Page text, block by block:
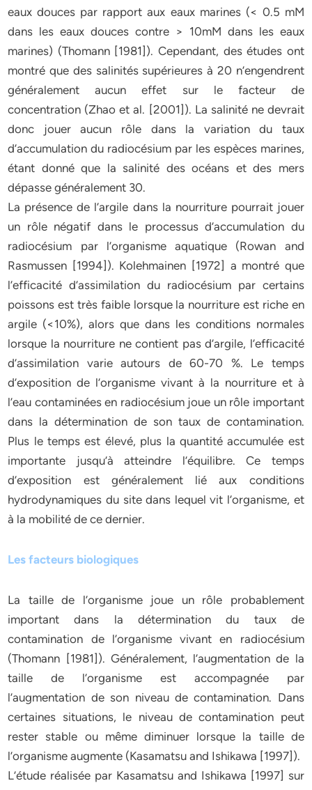
eaux douces par rapport aux eaux marines (< 0.5 mM
dans les eaux douces contre > 10mM dans les eaux
marines) (Thomann [1981]). Cependant, des études ont
montré que des salinités supérieures à 20 n’engendrent
généralement aucun effet sur le facteur de
concentration (Zhao et al. [2001]). La salinité ne devrait
donc jouer aucun rôle dans la variation du taux
d’accumulation du radiocésium par les espèces marines,
étant donné que la salinité des océans et des mers
dépasse généralement 30.
La présence de l’argile dans la nourriture pourrait jouer
un rôle négatif dans le processus d’accumulation du
radiocésium par l’organisme aquatique (Rowan and
Rasmussen [1994]). Kolehmainen [1972] a montré que
l’efficacité d’assimilation du radiocésium par certains
poissons est très faible lorsque la nourriture est riche en
argile (<10%), alors que dans les conditions normales
lorsque la nourriture ne contient pas d’argile, l’efficacité
d’assimilation varie autours de 60-70 %. Le temps
d’exposition de l’organisme vivant à la nourriture et à
l’eau contaminées en radiocésium joue un rôle important
dans la détermination de son taux de contamination.
Plus le temps est élevé, plus la quantité accumulée est
importante jusqu’à atteindre l’équilibre. Ce temps
d’exposition est généralement lié aux conditions
hydrodynamiques du site dans lequel vit l’organisme, et
à la mobilité de ce dernier.
Les facteurs biologiques
La taille de l’organisme joue un rôle probablement
important dans la détermination du taux de
contamination de l’organisme vivant en radiocésium
(Thomann [1981]). Généralement, l’augmentation de la
taille de l’organisme est accompagnée par
l’augmentation de son niveau de contamination. Dans
certaines situations, le niveau de contamination peut
rester stable ou même diminuer lorsque la taille de
l’organisme augmente (Kasamatsu and Ishikawa [1997]).
L’étude réalisée par Kasamatsu and Ishikawa [1997] sur